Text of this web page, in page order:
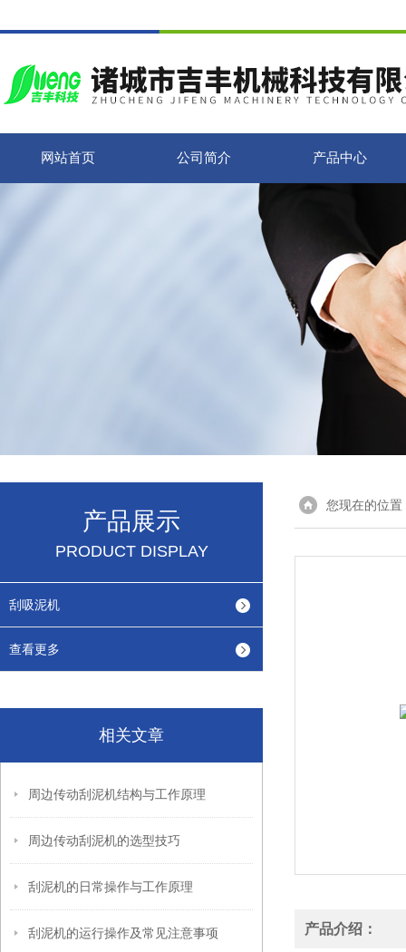
网站首页 公司简介 产品中心
产品展示
PRODUCT DISPLAY
刮吸泥机
查看更多
相关文章
周边传动刮泥机结构与工作原理
周边传动刮泥机的选型技巧
刮泥机的日常操作与工作原理
刮泥机的运行操作及常见注意事项
您现在的位置
产品介绍：